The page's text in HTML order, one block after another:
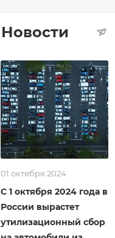
Новости
01 октября 2024
С 1 октября 2024 года в
России вырастет
утилизационный сбор